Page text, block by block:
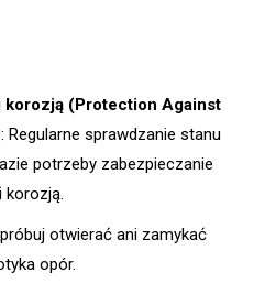
(Protection Against
: Regularne sprawdzanie stanu
potrzeby zabezpieczanie
korozją.
otwierać ani zamykać
opór.